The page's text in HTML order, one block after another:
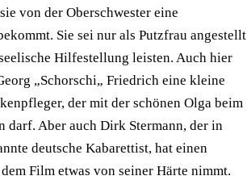
von der Oberschwester eine
Sie sei nur als Putzfrau angestellt
Hilfestellung leisten. Auch hier
„Schorschi„ Friedrich eine kleine
der mit der schönen Olga beim
darf. Aber auch Dirk Stermann, der in
deutsche Kabarettist, hat einen
Film etwas von seiner Härte nimmt.